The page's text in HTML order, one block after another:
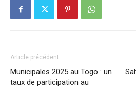
Article précédent
Municipales 2025 au Togo : un
taux de participation au